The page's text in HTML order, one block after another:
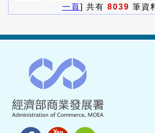
一頁] 共有 8039 筆資